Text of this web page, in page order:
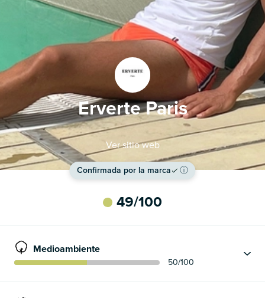
Erverte Paris
Ver sitio web
Confirmada por la marca ⓘ
49/100
Medioambiente
50/100